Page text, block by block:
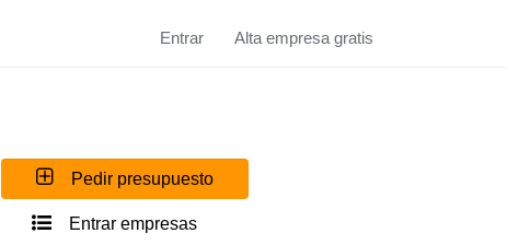
Entrar Alta empresa gratis
Pedir presupuesto
Entrar empresas